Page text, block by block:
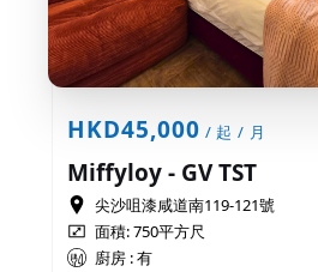
HKD45,000 / 起 / 月
Miffyloy - GV TST
尖沙咀漆咸道南119-121號
面積: 750平方尺
廚房 : 有